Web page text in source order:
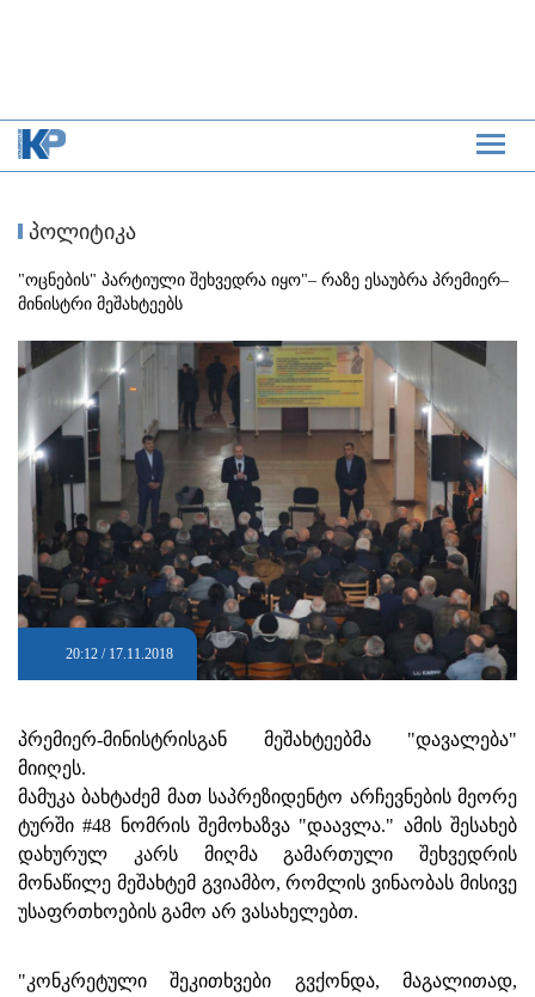
პოლიტიკა
"ოცნების" პარტიული შეხვედრა იყო"– რაზე ესაუბრა პრემიერ–
მინისტრი მეშახტეებს
20:12 / 17.11.2018
პრემიერ-მინისტრისგან მეშახტეებმა "დავალება"
მიიღეს.
მამუკა ბახტაძემ მათ საპრეზიდენტო არჩევნების მეორე
ტურში #48 ნომრის შემოხაზვა "დაავლა." ამის შესახებ
დახურულ კარს მიღმა გამართული შეხვედრის
მონაწილე მეშახტემ გვიამბო, რომლის ვინაობას მისივე
უსაფრთხოების გამო არ ვასახელებთ.
"კონკრეტული შეკითხვები გვქონდა, მაგალითად,